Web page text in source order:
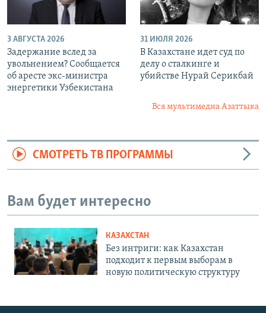
3 АВГУСТА 2026
Задержание вслед за
увольнением? Сообщается
об аресте экс-министра
энергетики Узбекистана
31 ИЮЛЯ 2026
В Казахстане идет суд по
делу о сталкинге и
убийстве Нурай Серикбай
Вся мультимедиа Азаттыка
СМОТРЕТЬ ТВ ПРОГРАММЫ
Вам будет интересно
КАЗАХСТАН
Без интриги: как Казахстан
подходит к первым выборам в
новую политическую структуру